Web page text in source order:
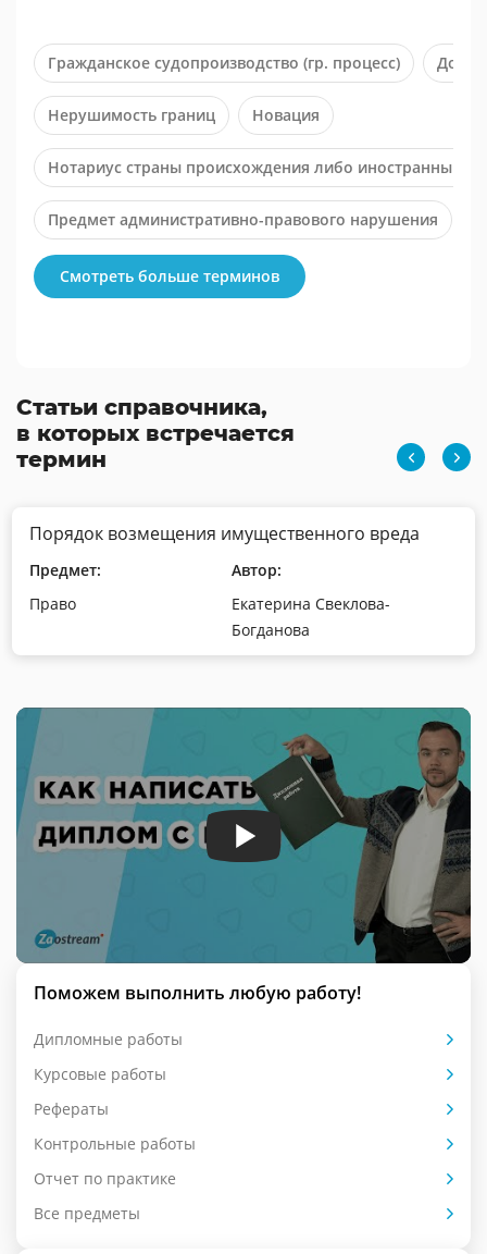
Гражданское судопроизводство (гр. процесс)
Нерушимость границ Новация
Нотариус страны происхождения либо иностранный
Предмет административно-правового нарушения
Юридическое лицо
Смотреть больше терминов
Статьи справочника,
в которых встречается
термин
Порядок возмещения имущественного вреда
Предмет:
Право
Автор:
Екатерина Свеклова-
Богданова
Поможем выполнить любую работу!
Дипломные работы
Курсовые работы
Рефераты
Контрольные работы
Отчет по практике
Все предметы